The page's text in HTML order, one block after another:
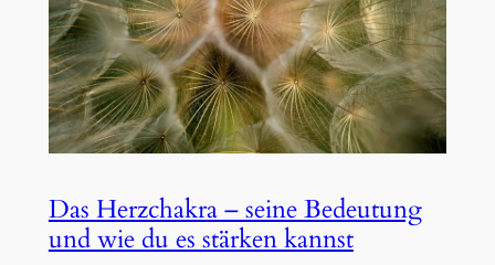
Das Herzchakra – seine Bedeutung
und wie du es stärken kannst